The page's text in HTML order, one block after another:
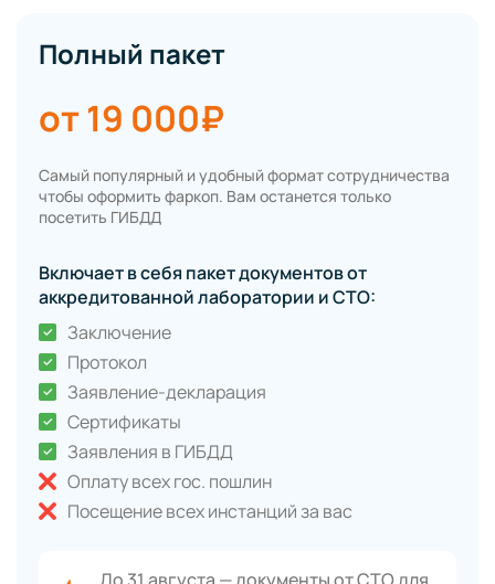
Полный пакет
от 19 000₽
Самый популярный и удобный формат сотрудничества
чтобы оформить фаркоп. Вам останется только
посетить ГИБДД
Включает в себя пакет документов от
аккредитованной лаборатории и СТО:
Заключение
Протокол
Заявление-декларация
Сертификаты
Заявления в ГИБДД
Оплату всех гос. пошлин
Посещение всех инстанций за вас
До 31 августа — документы от СТО для